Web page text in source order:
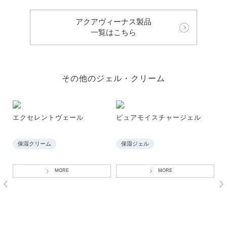
アクアヴィーナス製品
一覧はこちら
その他のジェル・クリーム
エクセレントヴェール
保湿クリーム
MORE
ピュアモイスチャージェル
保湿ジェル
MORE